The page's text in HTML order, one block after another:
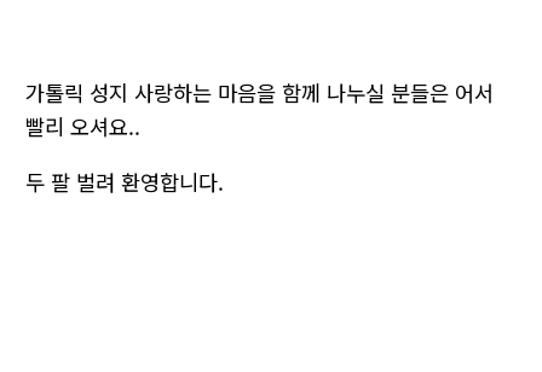
가톨릭 성지 사랑하는 마음을 함께 나누실 분들은 어서
빨리 오셔요..
두 팔 벌려 환영합니다.